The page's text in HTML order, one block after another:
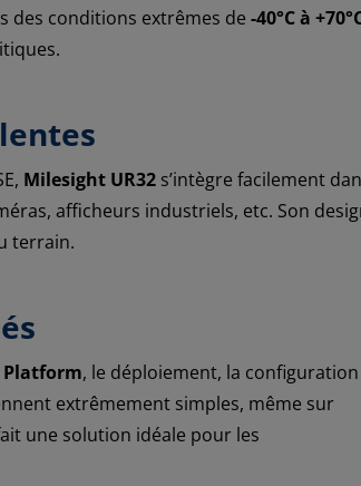
des conditions extrêmes de -40°C à
Milesight UR32 s’intègre facilement
afficheurs industriels, etc. Son
terrain.
Platform, le déploiement, la configuration
extrêmement simples, même sur
une solution idéale pour les